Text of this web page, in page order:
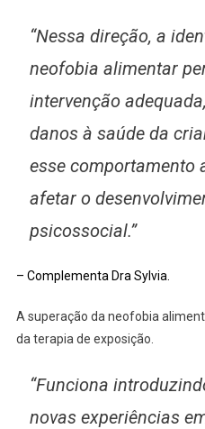
“Nessa direção, a
neofobia alimentar
intervenção
danos à saúde da
esse comportamento
afetar o
psicossocial.”
– Complementa Dra Sylvia.
A superação da neofobia
da terapia de exposição.
“Funciona
novas experiências